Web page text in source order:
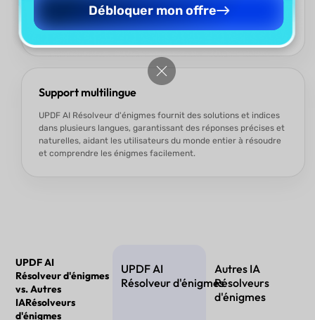
Que vous soyez débutant ou passionné expérimenté
d’énigmes, UPDF AI Résolveur d'énigmes s’adapte à votre
niveau, offrant des défis et conseils adaptés à votre expertise.
Support multilingue
UPDF AI Résolveur d'énigmes fournit des solutions et indices
dans plusieurs langues, garantissant des réponses précises et
naturelles, aidant les utilisateurs du monde entier à résoudre
et comprendre les énigmes facilement.
UPDF AI
Résolveur d'énigmes
vs. Autres
IARésolveurs
d'énigmes
UPDF AI
Résolveur d'énigmes
Autres IA
Résolveurs
d'énigmes
Débloquer mon offre